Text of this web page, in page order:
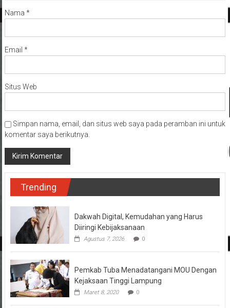
Nama *
Email *
Situs Web
Simpan nama, email, dan situs web saya pada peramban ini untuk
komentar saya berikutnya.
Trending
Dakwah Digital, Kemudahan yang Harus
Diiringi Kebijaksanaan
Agustus 7, 2026 0
Pemkab Tuba Menadatangani MOU Dengan
Kejaksaan Tinggi Lampung
Maret 8, 2020 0